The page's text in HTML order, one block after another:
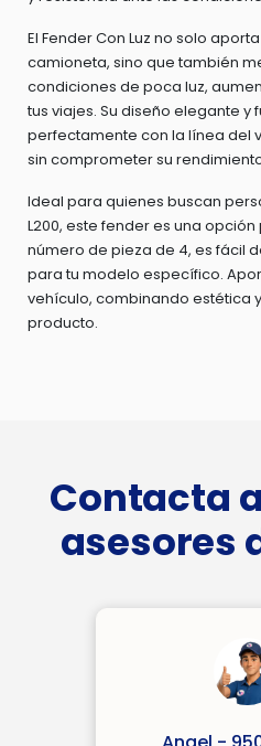
El Fender Con Luz no solo
camioneta, sino que también
condiciones de poca luz,
tus viajes. Su diseño elegante y
perfectamente con la línea del
sin comprometer su
Ideal para quienes buscan
L200, este fender es una
número de pieza de 4, es fácil
para tu modelo específico.
vehículo, combinando estética
producto.
Contacta
asesores